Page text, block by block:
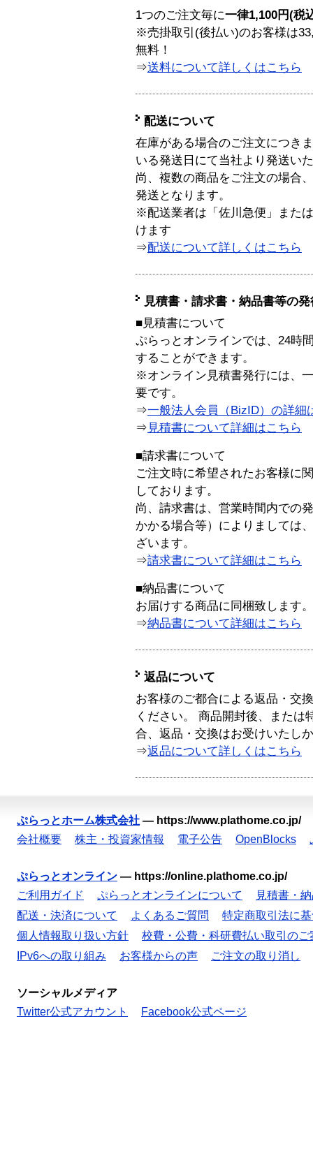
1つのご注文毎に一律1,100円(税
※売掛取引(後払い)のお客様は
無料！
⇒送料について詳しくはこちら
配送について
在庫がある場合のご注文につき
いる発送日にて当社より発送い
尚、複数の商品をご注文の場合
発送となります。
※配送業者は「佐川急便」また
けます
⇒配送について詳しくはこちら
見積書・請求書・納品書等の
■見積書について
ぷらっとオンラインでは、24時
することができます。
※オンライン見積書発行には、
要です。
⇒一般法人会員（BizID）の詳細
⇒ 見積書について詳細はこちら
■請求書について
ご注文時に希望されたお客様に
しております。
尚、請求書は、営業時間内での
かかる場合等）によりましては
ざいます。
⇒請求書について詳細はこちら
■納品書について
お届けする商品に同梱致します。
⇒納品書について詳細はこちら
返品について
お客様のご都合による返品・交
ください。 商品開封後、または
合、返品・交換はお受けいたし
⇒返品について詳しくはこちら
ぷらっとホーム株式会社 — https://www.plathome.co.jp/
会社概要
株主・投資家情報 電子公告 OpenBlocks
ぷらっとオンライン — https://online.plathome.co.jp/
ご利用ガイド
ぷらっとオンラインについて
見積書・
配送・決済について
よくあるご質問
特定商取引法に
個人情報取り扱い方針
校費・公費・科研費払い取引のご
IPv6への取り組み
お客様からの声 ご注文の取り消し
ソーシャルメディア
Twitter公式アカウント
Facebook公式ページ